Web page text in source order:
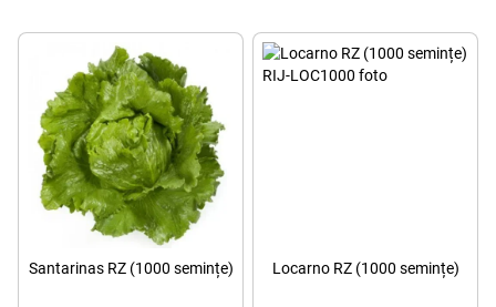
Santarinas RZ (1000 semințe) Locarno RZ (1000 semințe)